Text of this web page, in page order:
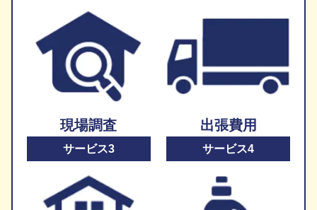
現場調査 出張費用
サービス3 サービス4